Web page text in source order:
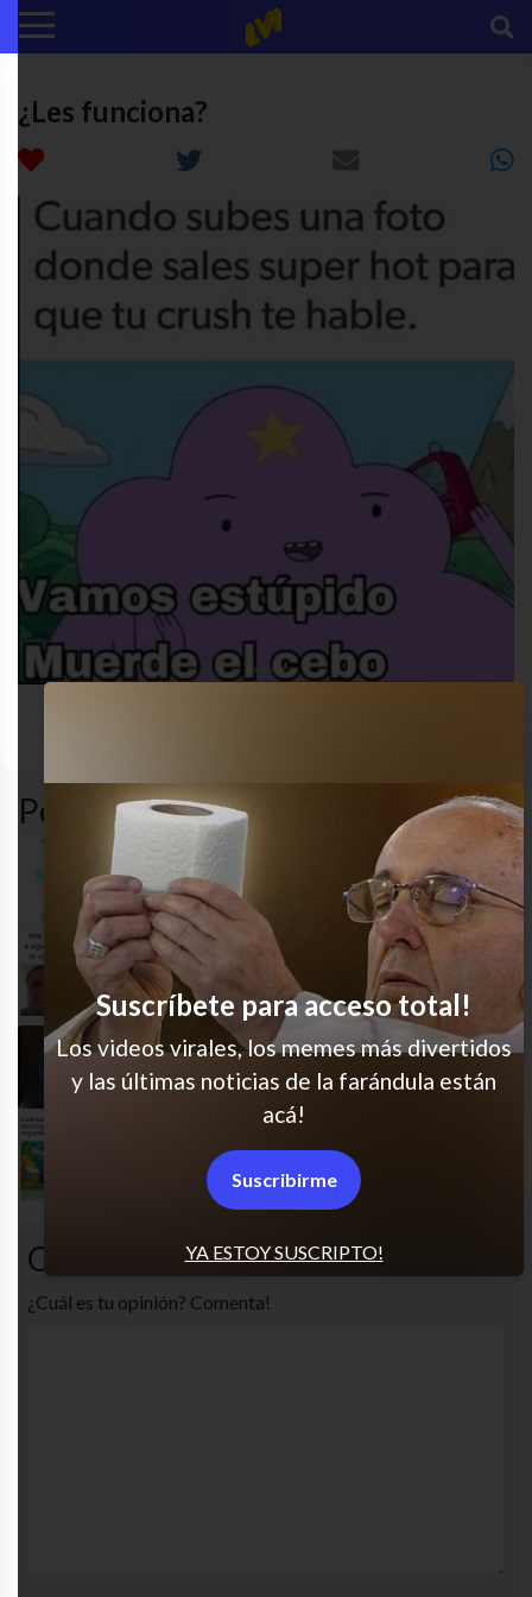
¿Les funciona?
Popular en LVI
En esa
Hack (?
Qué vergüenza
Qué miedo
Comentarios
¿Cuál es tu opinión? Comenta!
YA ESTOY SUSCRIPTO!
Suscríbete para acceso total!
Los videos virales, los memes más divertidos
y las últimas noticias de la farándula están
acá!
Suscribirme